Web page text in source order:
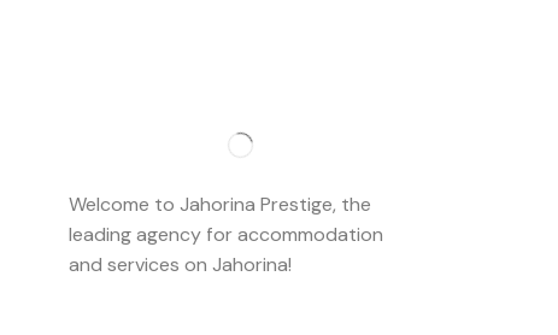
Welcome to Jahorina Prestige, the
leading agency for accommodation
and services on Jahorina!